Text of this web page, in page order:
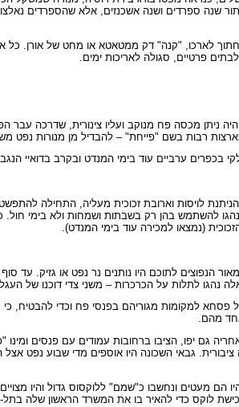
לארכו, "קנה" דק ממטאטא או מחט של אורן. כל
פרטיים, סגולה לאריכות ימים.
ניתן מכסה פח מנוקב ועליו צינורית, שדרכה עבר
רבות בשם "פייחת" – להבדיל מן מנורות נפט
בכפרים ערביים עוד בימי המנדט ובקרב בדואיי הנגב
לויסות וארובת זכוכית מעליה, התחילה
נהגו להשתמש בהן רק בשבתות ושמחות ולא בימי
(נמצאו למכירה עוד בימי המנדט).
הנפוצים לתוכם היו נותנים נר נפט או גזיק. עד
לתלות על הכרכרות – משני צדי דוכנו של
פסחא למקומות מגוריהם בפנסי פח וכדי להבטיח,
גם יפו, הציבו ברחובות עמודים עם פנסים
ציבורית. גבאי השכונה היו אוספים מדי שבוע נפט
מעטים ונחשבו כ"שמם" ללוקסוס גדול והיו
לוקס כדי להאיר בו את המשרד הראשון שלה בתל-